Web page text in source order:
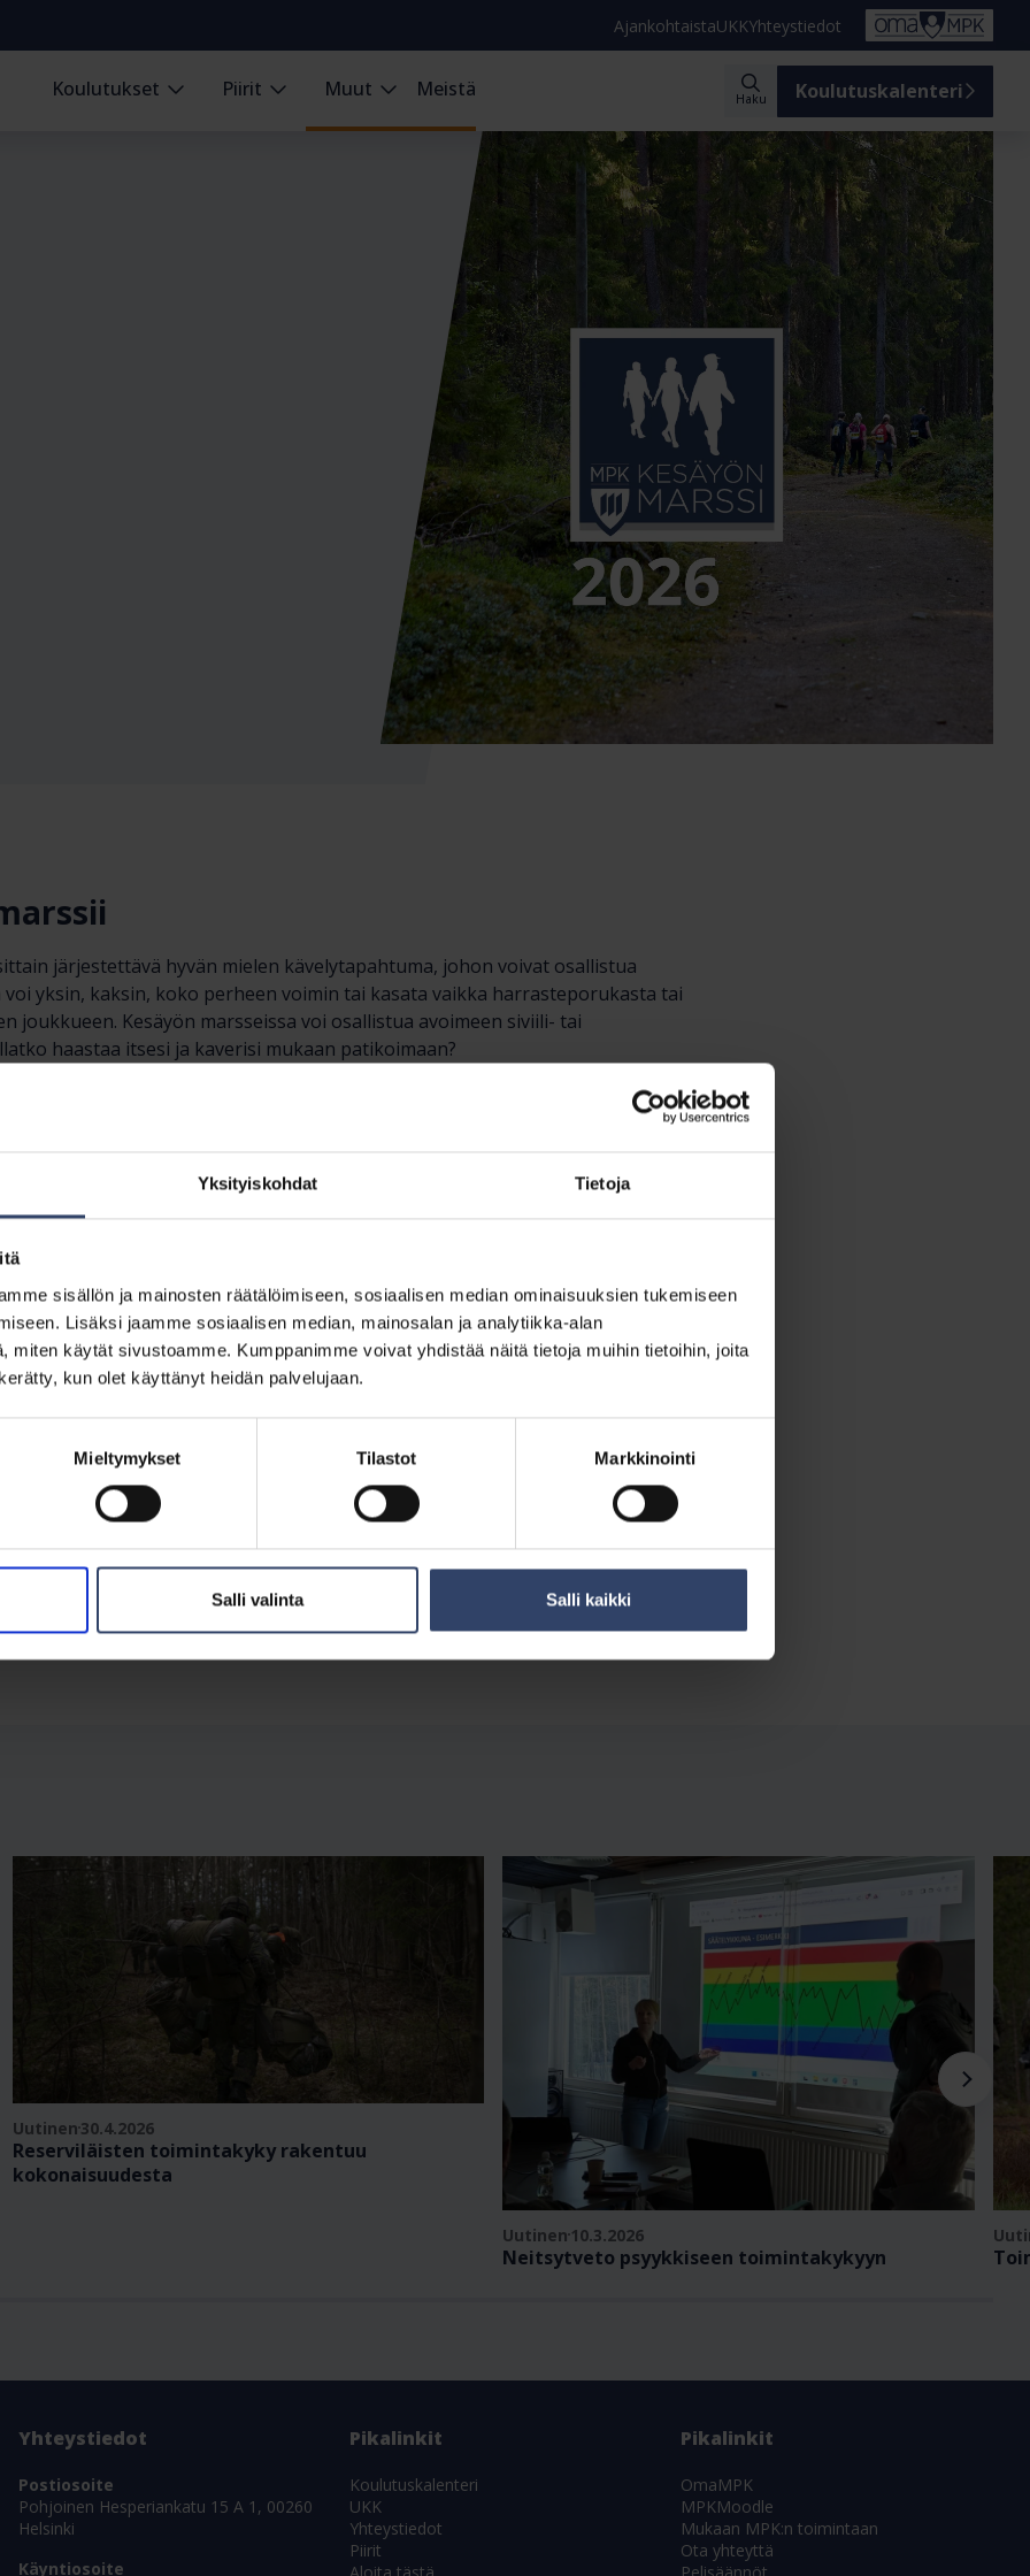
Yksityiskohdat Tietoja
sisällön ja mainosten räätälöimiseen, sosiaalisen median ominaisuuksien tukemiseen
Lisäksi jaamme sosiaalisen median, mainosalan ja analytiikka-alan
miten käytät sivustoamme. Kumppanimme voivat yhdistää näitä tietoja muihin tietoihin, joita
kun olet käyttänyt heidän palvelujaan.
Mieltymykset Tilastot Markkinointi
Salli valinta Salli kaikki
AjankohtaistaUKKYhteystiedot
Koulutukset Piirit Muut Meistä Haku Koulutuskalenteri
järjestettävä hyvän mielen kävelytapahtuma, johon voivat osallistua
voi yksin, kaksin, koko perheen voimin tai kasata vaikka harrasteporukasta tai
joukkueen. Kesäyön marsseissa voi osallistua avoimeen siviili- tai
haastaa itsesi ja kaverisi mukaan patikoimaan?
marssit järjestetään 11 paikkakunnalla
voit kerryttää kilometrejä muissa marssitapahtumissa tai koettaa kuntoasi
Ilmoittaudu mukaan liikkumaan 1.7.2026 alkaen koulutuskalenterissa ja tutustu
Uutinen30.4.2026
Reserviläisten toimintakyky rakentuu
kokonaisuudesta
Uutinen10.3.2026
Neitsytveto psyykkiseen toimintakykyyn
Yhteystiedot
Postiosoite
Pohjoinen Hesperiankatu 15 A 1, 00260
Helsinki
Käyntiosoite
Pikalinkit
Koulutuskalenteri
UKK
Yhteystiedot
Piirit
Pikalinkit
OmaMPK
MPKMoodle
Mukaan MPK:n toimintaan
Ota yhteyttä